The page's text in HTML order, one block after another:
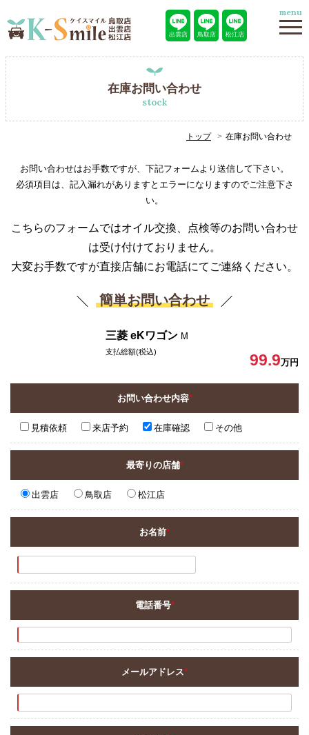
出雲店 鳥取店 松江店
menu
在庫お問い合わせ
stock
トップ 在庫お問い合わせ
お問い合わせはお手数ですが、下記フォームより送信して下さい。
必須項目は、記入漏れがありますとエラーになりますのでご注意下さ
い。
こちらのフォームではオイル交換、点検等のお問い合わせ
は受け付けておりません。
大変お手数ですが直接店舗にお電話にてご連絡ください。
簡単お問い合わせ
三菱 eKワゴン M
支払総額(税込) 99.9万円
お問い合わせ内容*
見積依頼 来店予約 在庫確認 その他
最寄りの店舗*
出雲店 鳥取店 松江店
お名前*
電話番号*
メールアドレス*